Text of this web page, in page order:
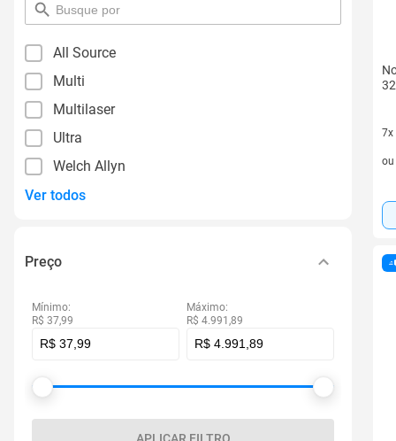
pesquisar
por
All Source
Multi
Multilaser
Ultra
Welch Allyn
Ver todos
Preço
Mínimo:
R$ 37,99
Máximo:
R$ 4.991,89
7x
7
ou